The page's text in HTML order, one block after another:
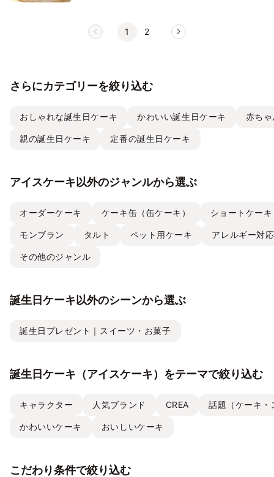
1 2
さらにカテゴリーを絞り込む
おしゃれな誕生日ケーキ かわいい誕生日ケーキ 赤ち
親の誕生日ケーキ 定番の誕生日ケーキ
アイスケーキ以外のジャンルから選ぶ
オーダーケーキ ケーキ缶（缶ケーキ） ショートケー
モンブラン タルト ペット用ケーキ アレルギー対
その他のジャンル
誕生日ケーキ以外のシーンから選ぶ
誕生日プレゼント｜スイーツ・お菓子
誕生日ケーキ（アイスケーキ）をテーマで絞り込む
キャラクター 人気ブランド CREA 話題（ケーキ・
かわいいケーキ おいしいケーキ
こだわり条件で絞り込む